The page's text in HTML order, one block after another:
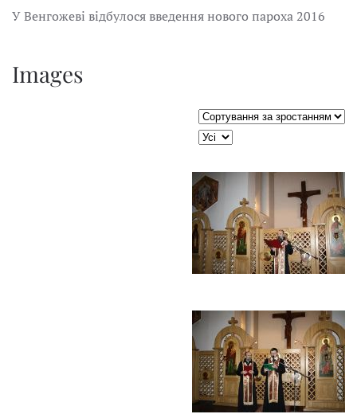
У Венгожеві відбулося введення нового пароха 2016
Images
Сортувати таблицю за:
JSEARCH_FILTER_LIMIT